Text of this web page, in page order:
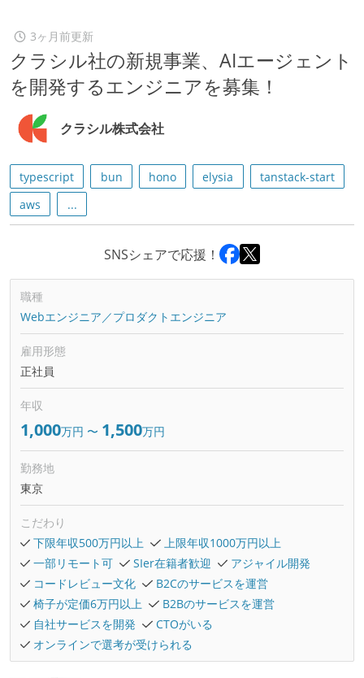
3ヶ月前更新
クラシル社の新規事業、AIエージェント
を開発するエンジニアを募集！
クラシル株式会社
typescript bun hono elysia
tanstack-start
aws
...
SNSシェアで応援！
職種
Webエンジニア／プロダクトエンジニア
雇用形態
正社員
年収
1,000万円 〜 1,500万円
勤務地
東京
こだわり
下限年収500万円以上
上限年収1000万円以上
一部リモート可
SIer在籍者歓迎
アジャイル開発
コードレビュー文化
B2Cのサービスを運営
椅子が定価6万円以上
B2Bのサービスを運営
自社サービスを開発
CTOがいる
オンラインで選考が受けられる